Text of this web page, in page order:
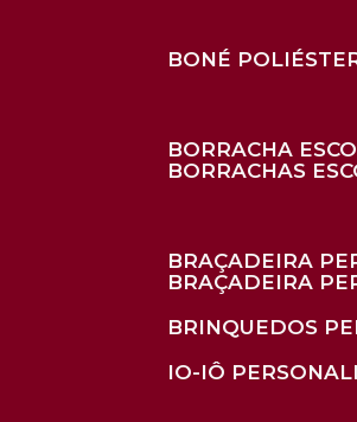
BONÉ
BORRACHA
BORRACHAS
BRAÇADEIRA
BRAÇADEIRA
BRINQUEDOS
IO-IÔ